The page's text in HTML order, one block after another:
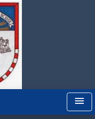
menu